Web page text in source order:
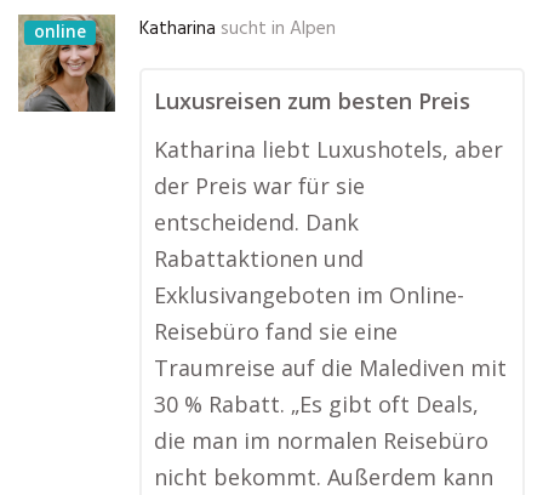
online Katharina sucht in Alpen
Luxusreisen zum besten Preis
Katharina liebt Luxushotels, aber
der Preis war für sie
entscheidend. Dank
Rabattaktionen und
Exklusivangeboten im Online-
Reisebüro fand sie eine
Traumreise auf die Malediven mit
30 % Rabatt. „Es gibt oft Deals,
die man im normalen Reisebüro
nicht bekommt. Außerdem kann